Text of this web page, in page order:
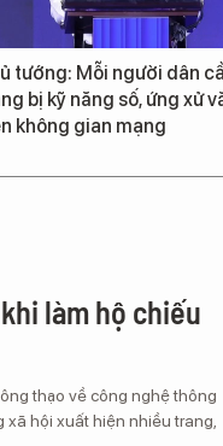
tướng: Mỗi người dân
bị kỹ năng số, ứng xử
không gian mạng
làm hộ chiếu
thạo về công nghệ thông
hội xuất hiện nhiều trang,